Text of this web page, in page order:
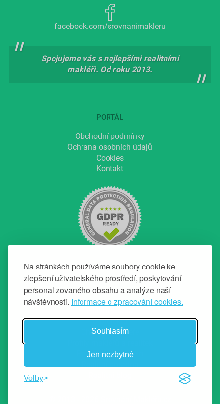
Na stránkách používáme soubory cookie ke
zlepšení uživatelského prostředí, poskytování
personalizovaného obsahu a analýze naší
návštěvnosti. Informace o zpracování cookies.
Souhlasím
Jen nezbytné
Volby
facebook.com/srovnanimakleru
Spojujeme vás s nejlepšími realitními
makléři. Od roku 2013.
PORTÁL
Obchodní podmínky
Ochrana osobních údajů
Cookies
Kontakt
NAVIGACE
O projektu
Chci top makléře
Průvodce prodejem
Realitní poradna